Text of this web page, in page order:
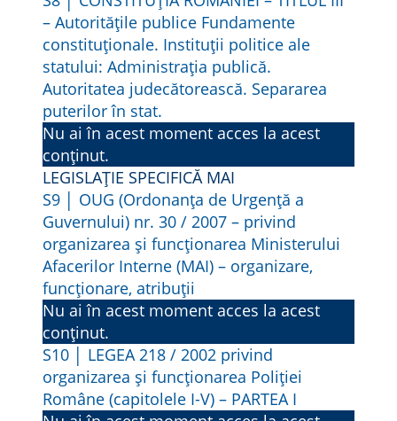
M
U
L
U
I
–
O
N
U
1
9
4
8
– Autorităţile publice Fundamente
constituționale. Instituții politice ale
statului: Administrația publică.
Autoritatea judecătorească. Separarea
puterilor în stat.
Nu ai în acest moment acces la acest
conținut.
LEGISLAȚIE SPECIFICĂ MAI
S9 │ OUG (Ordonanța de Urgență a
Guvernului) nr. 30 / 2007 – privind
organizarea și funcționarea Ministerului
Afacerilor Interne (MAI) – organizare,
funcționare, atribuții
Nu ai în acest moment acces la acest
conținut.
S10 │ LEGEA 218 / 2002 privind
organizarea și funcționarea Poliției
Române (capitolele I-V) – PARTEA I